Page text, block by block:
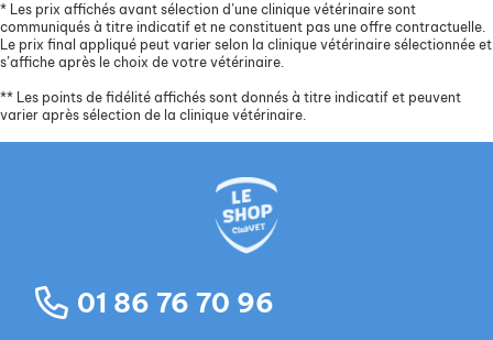
* Les prix affichés avant sélection d’une clinique vétérinaire sont
communiqués à titre indicatif et ne constituent pas une offre contractuelle.
Le prix final appliqué peut varier selon la clinique vétérinaire sélectionnée et
s’affiche après le choix de votre vétérinaire.
** Les points de fidélité affichés sont donnés à titre indicatif et peuvent
varier après sélection de la clinique vétérinaire.
01 86 76 70 96